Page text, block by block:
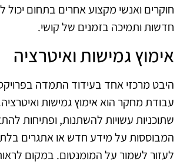
חוקרים ואנשי מקצוע אחרים בתחום יכול
חדשות ותמיכה בזמנים של קושי.
אימוץ גמישות ואיטרציה
היבט מרכזי אחד בעידוד התמדה
עבודת מחקר הוא אימוץ גמישות
שתוכניות עשויות להשתנות, ופתיחות
המבוססות על מידע חדש או אתגרים בלתי
לעזור לשמור על המומנטום. במקום